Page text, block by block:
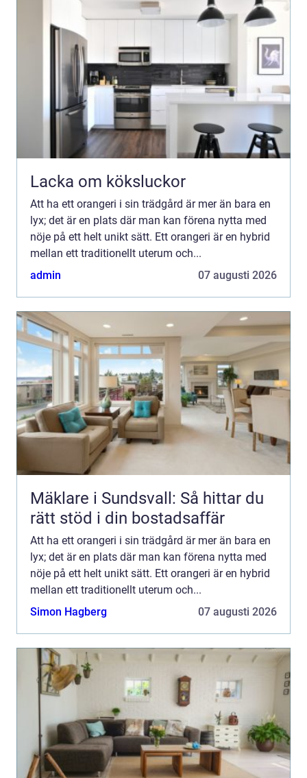
Lacka om köksluckor
Att ha ett orangeri i sin trädgård är mer än bara en
lyx; det är en plats där man kan förena nytta med
nöje på ett helt unikt sätt. Ett orangeri är en hybrid
mellan ett traditionellt uterum och...
admin
07 augusti 2026
Mäklare i Sundsvall: Så hittar du
rätt stöd i din bostadsaffär
Att ha ett orangeri i sin trädgård är mer än bara en
lyx; det är en plats där man kan förena nytta med
nöje på ett helt unikt sätt. Ett orangeri är en hybrid
mellan ett traditionellt uterum och...
Simon Hagberg
07 augusti 2026